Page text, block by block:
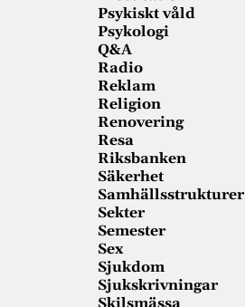
Psykiskt våld
Psykologi
Q&A
Radio
Reklam
Religion
Renovering
Resa
Riksbanken
Säkerhet
Samhällsstrukturer
Sekter
Semester
Sex
Sjukdom
Sjukskrivningar
Skilsmässa